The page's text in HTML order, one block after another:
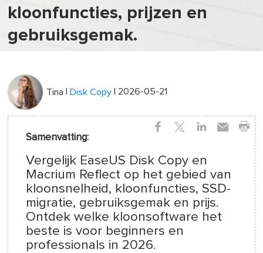
kloonfuncties, prijzen en
gebruiksgemak.
Tina |Disk Copy | 2026-05-21
Samenvatting:
Vergelijk EaseUS Disk Copy en
Macrium Reflect op het gebied van
kloonsnelheid, kloonfuncties, SSD-
migratie, gebruiksgemak en prijs.
Ontdek welke kloonsoftware het
beste is voor beginners en
professionals in 2026.